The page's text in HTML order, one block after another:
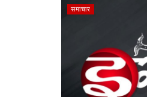
समाचार